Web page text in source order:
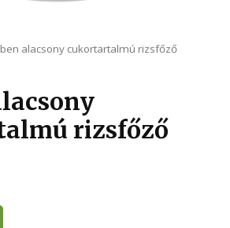
alacsony cukortartalmú rizsfőző
rizsfőző